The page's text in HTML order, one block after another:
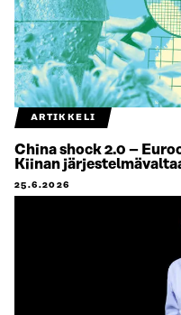
ARTIKKELI
China shock 2.0 –
Kiinan
25.6.2026